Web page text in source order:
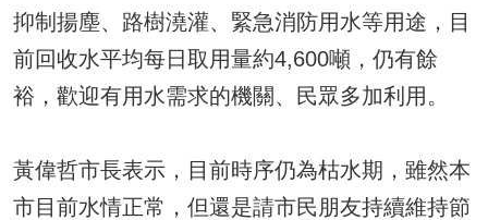
抑制揚塵、路樹澆灌、緊急消防用水等用途，目
前回收水平均每日取用量約4,600噸，仍有餘
裕，歡迎有用水需求的機關、民眾多加利用。
黃偉哲市長表示，目前時序仍為枯水期，雖然本
市目前水情正常，但還是請市民朋友持續維持節